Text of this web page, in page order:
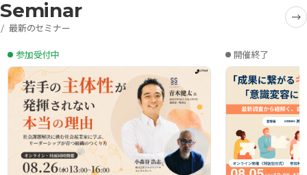
Seminar
最新のセミナー
参加受付中 開催終了